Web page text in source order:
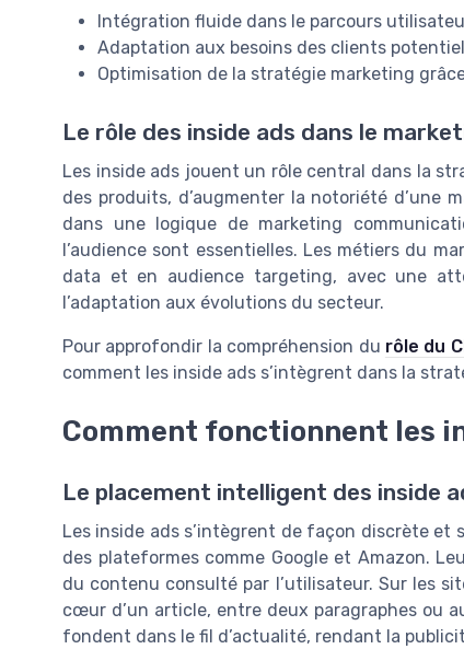
Intégration fluide dans le parcours
Adaptation aux besoins des clients
Optimisation de la stratégie marketing
Le rôle des inside ads dans le
Les inside ads jouent un rôle central dans la
des produits, d’augmenter la notoriété d’une
dans une logique de marketing
l’audience sont essentielles. Les métiers du
data et en audience targeting, avec une
l’adaptation aux évolutions du secteur.
Pour approfondir la compréhension du rôle du
comment les inside ads s’intègrent dans la
Comment fonctionnent les
Le placement intelligent des inside
Les inside ads s’intègrent de façon discrète et
des plateformes comme Google et Amazon.
du contenu consulté par l’utilisateur. Sur les
cœur d’un article, entre deux paragraphes ou
fondent dans le fil d’actualité, rendant la